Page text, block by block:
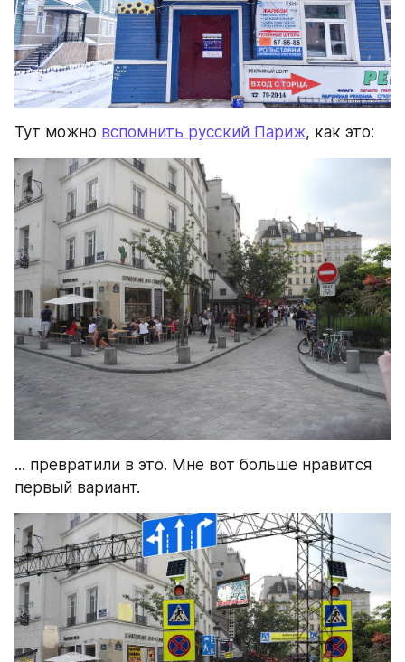
Тут можно вспомнить русский Париж, как это:
... превратили в это. Мне вот больше нравится
первый вариант.